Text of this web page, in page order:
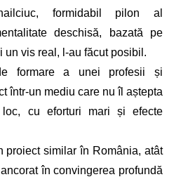
formidabil pilon al
deschisă, bazată pe
un vis real, l-au făcut posibil.
formare a unei profesii și
într-un mediu care nu îl aștepta
cu eforturi mari și efecte
proiect similar în România, atât
în convingerea profundă